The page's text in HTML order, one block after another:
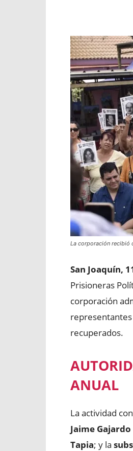
La corporación recibió
San Joaquín,
Prisioneras
corporación
recuperados.
ANUAL
La actividad
Jaime
Tapia; y la